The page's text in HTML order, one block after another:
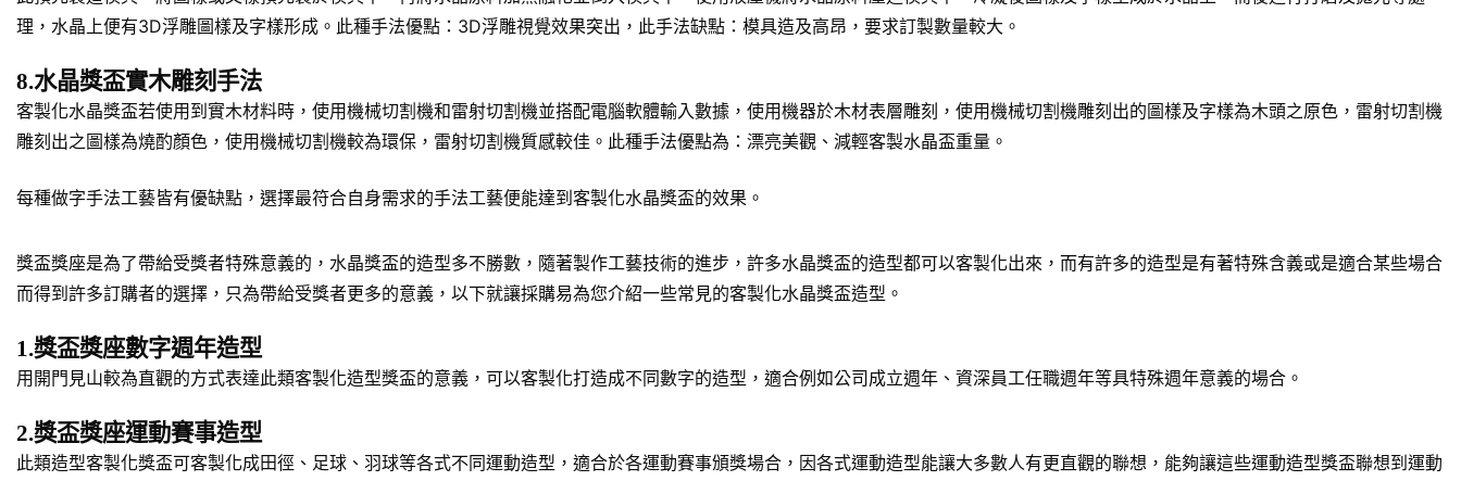
理，水晶上便有3D浮雕圖樣及字樣形成。此種手法優點：3D浮雕視覺效果突出，此手法缺點：模具造及高昂，要求訂製數量較大。
8.水晶獎盃實木雕刻手法
客製化水晶獎盃若使用到實木材料時，使用機械切割機和雷射切割機並搭配電腦軟體輸入數據，使用機器於木材表層雕刻，使用機械切割機雕刻出的圖樣及字樣為木頭之原色，雷射切割機
雕刻出之圖樣為燒酌顏色，使用機械切割機較為環保，雷射切割機質感較佳。此種手法優點為：漂亮美觀、減輕客製水晶盃重量。
每種做字手法工藝皆有優缺點，選擇最符合自身需求的手法工藝便能達到客製化水晶獎盃的效果。
獎盃獎座是為了帶給受獎者特殊意義的，水晶獎盃的造型多不勝數，隨著製作工藝技術的進步，許多水晶獎盃的造型都可以客製化出來，而有許多的造型是有著特殊含義或是適合某些場合
而得到許多訂購者的選擇，只為帶給受獎者更多的意義，以下就讓採購易為您介紹一些常見的客製化水晶獎盃造型。
1.獎盃獎座數字週年造型
用開門見山較為直觀的方式表達此類客製化造型獎盃的意義，可以客製化打造成不同數字的造型，適合例如公司成立週年、資深員工任職週年等具特殊週年意義的場合。
2.獎盃獎座運動賽事造型
此類造型客製化獎盃可客製化成田徑、足球、羽球等各式不同運動造型，適合於各運動賽事頒獎場合，因各式運動造型能讓大多數人有更直觀的聯想，能夠讓這些運動造型獎盃聯想到運動